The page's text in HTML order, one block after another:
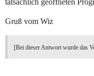
tatsächlich geöffneten
Gruß vom Wiz
[Bei dieser Antwort wurde das